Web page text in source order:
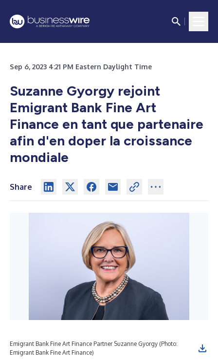
Sep 6, 2023 4:21 PM Eastern Daylight Time
Suzanne Gyorgy rejoint
Emigrant Bank Fine Art
Finance en tant que partenaire
afin d'en doper la croissance
mondiale
Share
Emigrant Bank Fine Art Finance Partner Suzanne Gyorgy (Photo:
Emigrant Bank Fine Art Finance)